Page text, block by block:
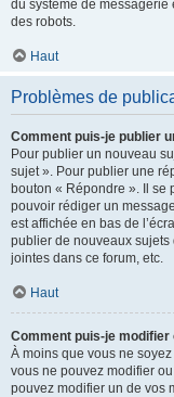
du système de
des robots.
Haut
Problèmes de
Comment puis-je publier
Pour publier un nouveau
sujet ». Pour publier une
bouton « Répondre ». Il se
pouvoir rédiger un
est affichée en bas de
publier de nouveaux sujets
jointes dans ce forum, etc.
Haut
Comment puis-je
À moins que vous ne
vous ne pouvez modifier
pouvez modifier un de vos